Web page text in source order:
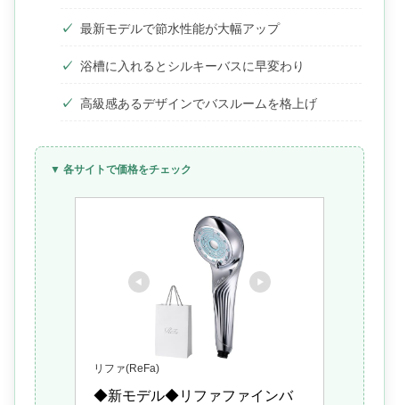
最新モデルで節水性能が大幅アップ
浴槽に入れるとシルキーバスに早変わり
高級感あるデザインでバスルームを格上げ
▼ 各サイトで価格をチェック
リファ(ReFa)
◆新モデル◆リファファインバ